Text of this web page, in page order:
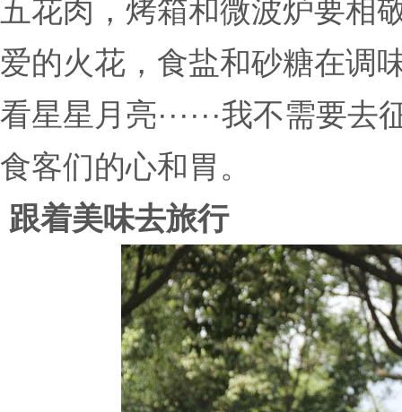
五花肉，烤箱和微波炉要相
爱的火花，食盐和砂糖在调
看星星月亮······我不需要
食客们的心和胃。
跟着美味去旅行